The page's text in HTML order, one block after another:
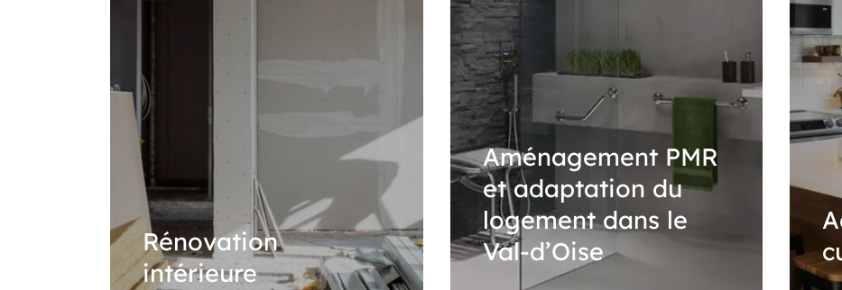
Rénovation
intérieure
Aménagement PMR
et adaptation du
logement dans le
Val-d’Oise